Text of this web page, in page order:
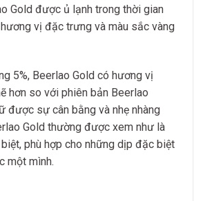
Gold được ủ lạnh trong thời gian
vị đặc trưng và màu sắc vàng
5%, Beerlao Gold có hương vị
hơn so với phiên bản Beerlao
được sự cân bằng và nhẹ nhàng
Gold thường được xem như là
phù hợp cho những dịp đặc biệt
một mình.